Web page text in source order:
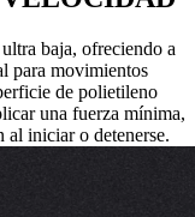
baja, ofreciendo a
para movimientos
de polietileno
una fuerza mínima,
al iniciar o detenerse.